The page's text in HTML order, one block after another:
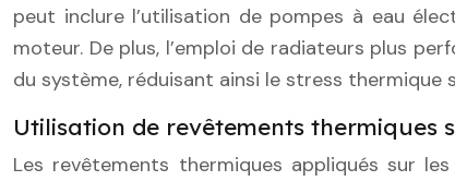
peut inclure l’utilisation de pompes à eau
moteur. De plus, l’emploi de radiateurs plus
du système, réduisant ainsi le stress thermique
Utilisation de revêtements thermiques
Les revêtements thermiques appliqués sur